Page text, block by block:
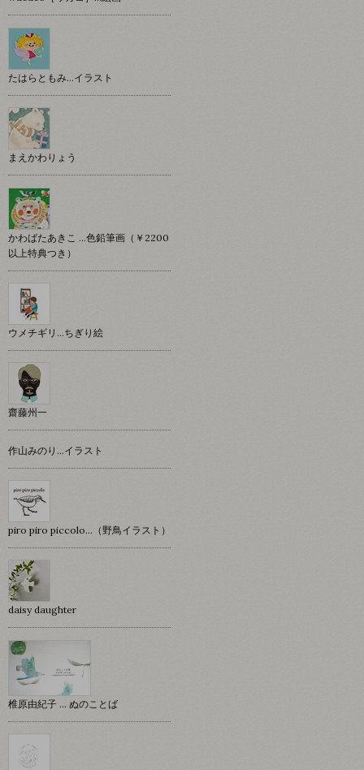
たはらともみ…イラスト
まえかわりょう
かわばたあきこ …色鉛筆画（￥2200
以上特典つき）
ウメチギリ…ちぎり絵
齋藤州一
作山みのり…イラスト
piro piro piccolo…（野鳥イラスト）
daisy daughter
椎原由紀子 ... ぬのことば